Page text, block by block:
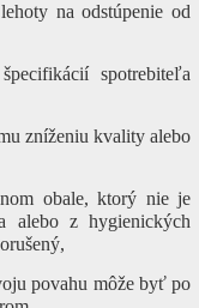
na odstúpenie od
spotrebiteľa
zníženiu kvality alebo
obale, ktorý nie je
alebo z hygienických
povahu môže byť po